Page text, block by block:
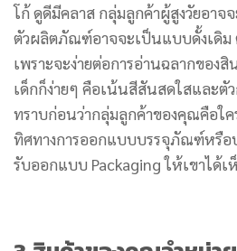
โก้ ดูดีมีคลาส กลุ่มลูกค้าผู้สูงวัยอาจ
ตัวผลิตภัณฑ์อาจจะเป็นแบบดั้งเดิ
เพราะจะง่ายต่อการอ่านฉลากของ
เด็กก็ง่ายๆ คือเน้นสีสันสดใสและ
ทราบก่อนว่ากลุ่มลูกค้าของคุณคือใ
ทิศทางการออกแบบบรรจุภัณฑ์หรือ
รับออกแบบ Packaging ให้เขาได้